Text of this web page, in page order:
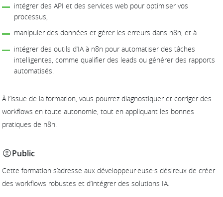
intégrer des API et des services web pour optimiser vos
processus,
manipuler des données et gérer les erreurs dans n8n, et à
intégrer des outils d’IA à n8n pour automatiser des tâches
intelligentes, comme qualifier des leads ou générer des rapports
automatisés.
À l’issue de la formation, vous pourrez diagnostiquer et corriger des
workflows en toute autonomie, tout en appliquant les bonnes
pratiques de n8n.
Public
Cette formation s’adresse aux développeur·euse·s désireux de créer
des workflows robustes et d’intégrer des solutions IA.